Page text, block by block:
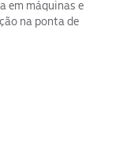
em máquinas e
na ponta de